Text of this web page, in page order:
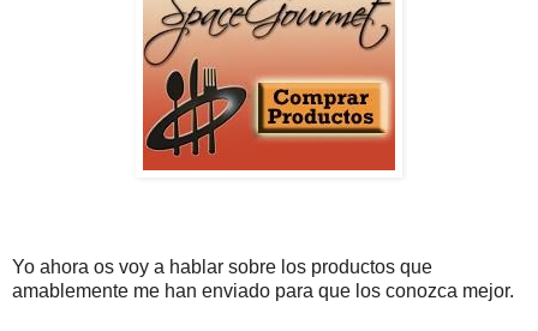
Yo ahora os voy a hablar sobre los productos que
amablemente me han enviado para que los conozca mejor.